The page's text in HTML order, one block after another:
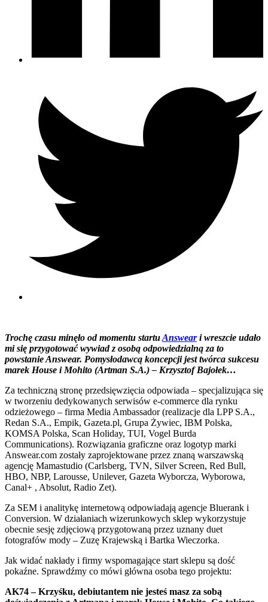
Trochę czasu minęło od momentu startuAnsweari wreszcie udało
mi się przygotować wywiad z osobą odpowiedzialną za to
powstanie Answear. Pomysłodawcą koncepcji jest twórca sukcesu
marek House i Mohito (Artman S.A.) – Krzysztof Bajołek…
Za techniczną stronę przedsięwzięcia odpowiada – specjalizująca się
w tworzeniu dedykowanych serwisów e-commerce dla rynku
odzieżowego – firma Media Ambassador (realizacje dla LPP S.A.,
Redan S.A., Empik, Gazeta.pl, Grupa Żywiec, IBM Polska,
KOMSA Polska, Scan Holiday, TUI, Vogel Burda
Communications). Rozwiązania graficzne oraz logotyp marki
Answear.com zostały zaprojektowane przez znaną warszawską
agencję Mamastudio (Carlsberg, TVN, Silver Screen, Red Bull,
HBO, NBP, Larousse, Unilever, Gazeta Wyborcza, Wyborowa,
Canal+ , Absolut, Radio Zet).
Za SEM i analitykę internetową odpowiadają agencje Bluerank i
Conversion. W działaniach wizerunkowych sklep wykorzystuje
obecnie sesję zdjęciową przygotowaną przez uznany duet
fotografów mody – Zuzę Krajewską i Bartka Wieczorka.
Jak widać nakłady i firmy wspomagające start sklepu są dość
pokaźne. Sprawdźmy co mówi główna osoba tego projektu:
AK74 – Krzyśku, debiutantem nie jesteś masz za sobą